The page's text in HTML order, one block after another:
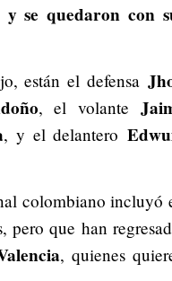
se quedaron con
están el defensa
, el volante
, y el delantero
colombiano incluyó
pero que han
, quienes